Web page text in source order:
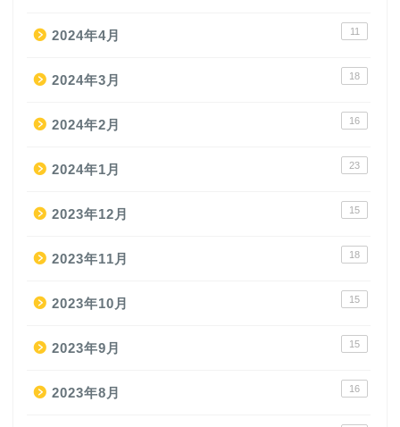
2024年4月 11
2024年3月 18
2024年2月 16
2024年1月 23
2023年12月 15
2023年11月 18
2023年10月 15
2023年9月 15
2023年8月 16